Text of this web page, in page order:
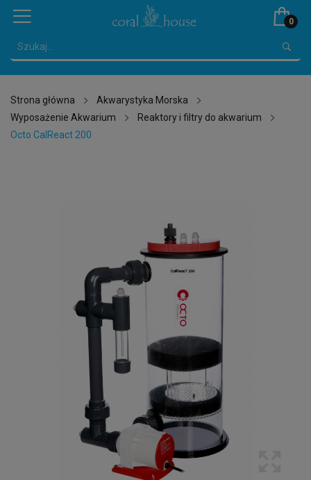
0
Strona główna
Akwarystyka Morska
Wyposażenie Akwarium
Reaktory i filtry do akwarium
Octo CalReact 200